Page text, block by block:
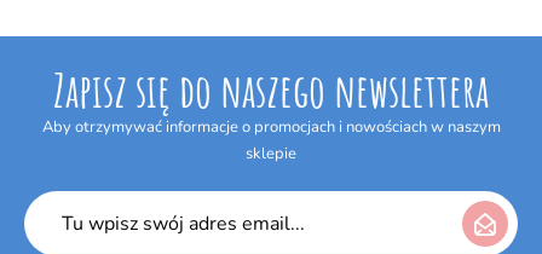
Zapisz się do naszego newslettera
Aby otrzymywać informacje o promocjach i nowościach w naszym
sklepie